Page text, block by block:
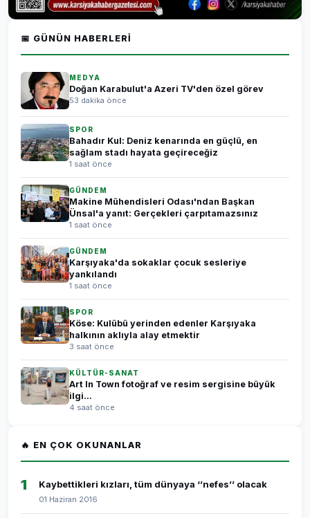
📅 GÜNÜN HABERLERI
MEDYA
Doğan Karabulut'a Azeri TV'den özel görev
53 dakika önce
SPOR
Bahadır Kul: Deniz kenarında en güçlü, en
sağlam stadı hayata geçireceğiz
1 saat önce
GÜNDEM
Makine Mühendisleri Odası'ndan Başkan
Ünsal'a yanıt: Gerçekleri çarpıtamazsınız
1 saat önce
GÜNDEM
Karşıyaka'da sokaklar çocuk sesleriye
yankılandı
1 saat önce
SPOR
Köse: Kulübü yerinden edenler Karşıyaka
halkının aklıyla alay etmektir
3 saat önce
KÜLTÜR-SANAT
Art In Town fotoğraf ve resim sergisine büyük
ilgi...
4 saat önce
🔥 EN ÇOK OKUNANLAR
1 Kaybettikleri kızları, tüm dünyaya ‘’nefes’’ olacak
01 Haziran 2016